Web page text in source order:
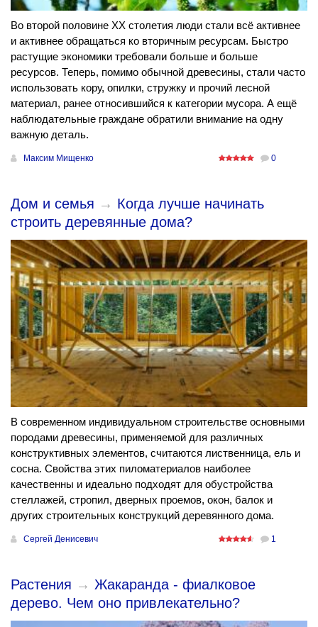
Во второй половине ХХ столетия люди стали всё активнее
и активнее обращаться ко вторичным ресурсам. Быстро
растущие экономики требовали больше и больше
ресурсов. Теперь, помимо обычной древесины, стали часто
использовать кору, опилки, стружку и прочий лесной
материал, ранее относившийся к категории мусора. А ещё
наблюдательные граждане обратили внимание на одну
важную деталь.
Максим Мищенко 0
Дом и семья → Когда лучше начинать
строить деревянные дома?
В современном индивидуальном строительстве основными
породами древесины, применяемой для различных
конструктивных элементов, считаются лиственница, ель и
сосна. Свойства этих пиломатериалов наиболее
качественны и идеально подходят для обустройства
стеллажей, стропил, дверных проемов, окон, балок и
других строительных конструкций деревянного дома.
Сергей Денисевич 1
Растения → Жакаранда - фиалковое
дерево. Чем оно привлекательно?